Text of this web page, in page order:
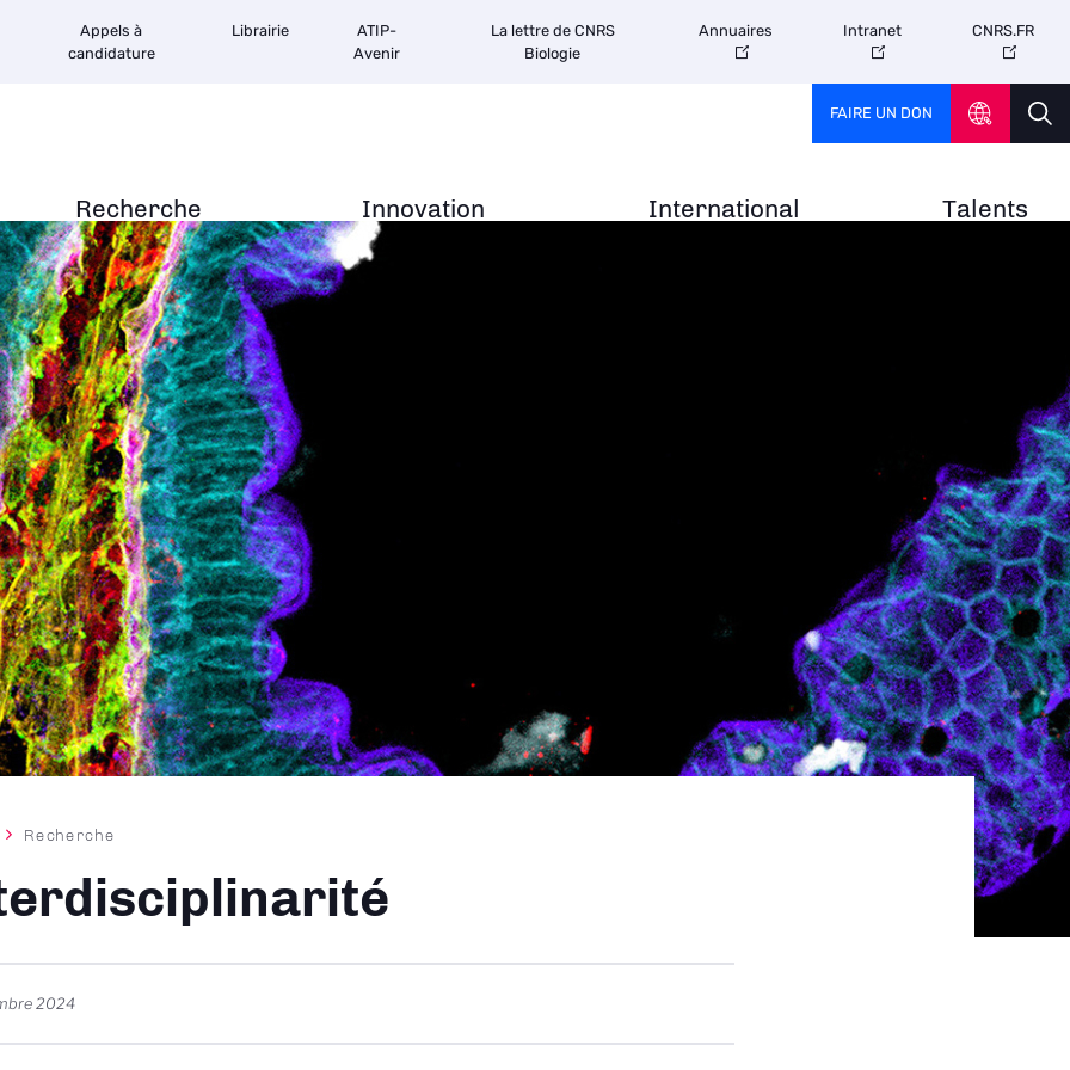
Recherche Innovation International Talents
Appels à
candidature
Librairie
ATIP-
Avenir
La lettre de CNRS
Biologie
Annuaires Intranet CNRS.FR
FAIRE UN DON
Recherche
2024